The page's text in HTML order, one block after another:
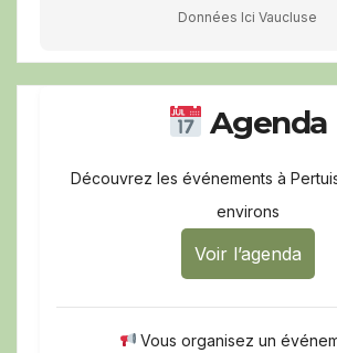
Données Ici Vaucluse
Agenda
Découvrez les événements à
environs
Voir l’agenda
Vous organisez un